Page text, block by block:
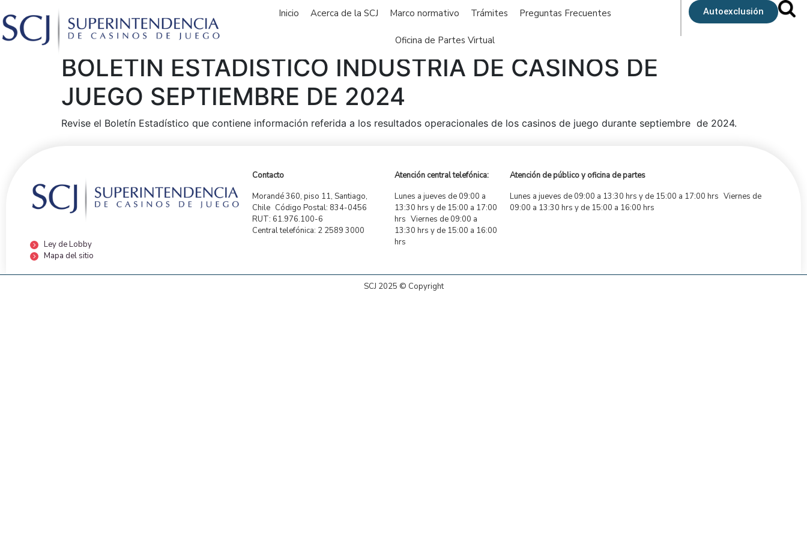
Inicio Acerca de la SCJ Marco normativo Trámites Preguntas Frecuentes
Oficina de Partes Virtual
Autoexclusión
BOLETÍN ESTADÍSTICO INDUSTRIA DE CASINOS DE
JUEGO SEPTIEMBRE DE 2024
Revise el Boletín Estadístico que contiene información referida a los resultados operacionales de los casinos de juego durante septiembre de 2024.
Ley de Lobby
Mapa del sitio
Contacto
Morandé 360, piso 11, Santiago,
Chile Código Postal: 834-0456
RUT: 61.976.100-6
Central telefónica: 2 2589 3000
Atención central telefónica:
Lunes a jueves de 09:00 a
13:30 hrs y de 15:00 a 17:00
hrs Viernes de 09:00 a
13:30 hrs y de 15:00 a 16:00
hrs
Atención de público y oficina de partes
Lunes a jueves de 09:00 a 13:30 hrs y de 15:00 a 17:00 hrs Viernes de
09:00 a 13:30 hrs y de 15:00 a 16:00 hrs
SCJ 2025 © Copyright